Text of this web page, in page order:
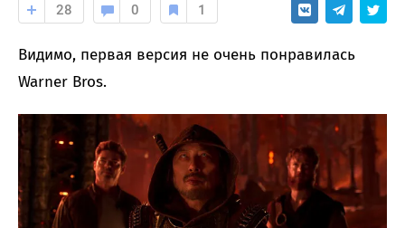
28 0 1
Видимо, первая версия не очень понравилась
Warner Bros.